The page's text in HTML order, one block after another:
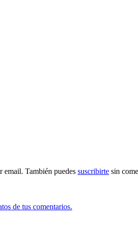
email. También puedes suscribirte sin
de tus comentarios.